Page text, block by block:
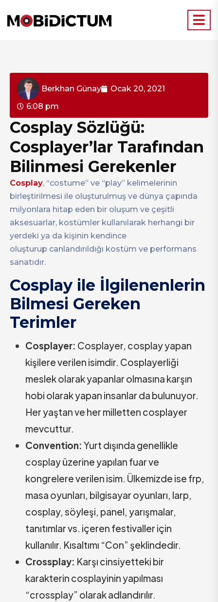
Berkhan Günay
Ocak 20, 2021
6:08 pm
Cosplay Sözlüğü:
Cosplayer’lar Tarafından
Bilinmesi Gerekenler
Cosplay, “costume” ve “play” kelimelerinin
birleştirilmesi ile oluşturulmuş ve dünya çapında
milyonlara hitap eden bir oluşum ve çeşitli
aksesuarlar, kostümler kullanılarak herhangi bir
yerdeki ya da kişinin kendince
oluşturup canlandırıldığı kostüm ve performans
sanatıdır.
Cosplay ile İlgilenenlerin
Bilmesi Gereken
Terimler
Cosplayer: Cosplayer, cosplay yapan
kişilere verilen isimdir. Cosplayerliği
meslek olarak yapanlar olmasına karşın
hobi olarak yapan insanlar da bulunuyor.
Her yaştan ve her milletten cosplayer
mevcuttur.
Convention: Yurt dışında genellikle
cosplay üzerine yapılan fuar ve
kongrelere verilen isim. Ülkemizde ise frp,
masa oyunları, bilgisayar oyunları, larp,
cosplay, söyleşi, panel, yarışmalar,
tanıtımlar vs. içeren festivaller için
kullanılır. Kısaltımı “Con” şeklindedir.
Crossplay: Karşı cinsiyetteki bir
karakterin cosplayinin yapılması
“crossplay” olarak adlandırılır.